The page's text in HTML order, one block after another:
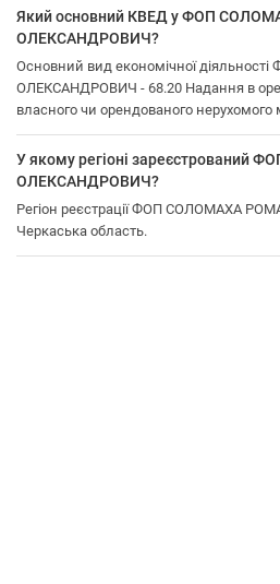
Який основний КВЕД у ФОП
ОЛЕКСАНДРОВИЧ?
Основний вид економічної
ОЛЕКСАНДРОВИЧ - 68.20 Надання в
власного чи орендованого нерухомого
У якому регіоні зареєстрований
ОЛЕКСАНДРОВИЧ?
Регіон реєстрації ФОП СОЛОМАХА
Черкаська область.